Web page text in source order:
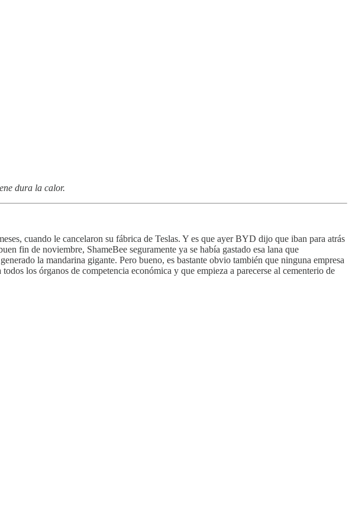
dura la calor.
cuando le cancelaron su fábrica de Teslas. Y es que ayer BYD dijo que iban para atrás
fin de noviembre, ShameBee seguramente ya se había gastado esa lana que
la mandarina gigante. Pero bueno, es bastante obvio también que ninguna empresa
los órganos de competencia económica y que empieza a parecerse al cementerio de